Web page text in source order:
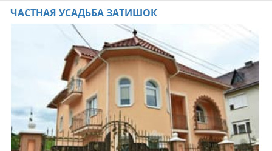
ЧАСТНАЯ УСАДЬБА ЗАТИШОК